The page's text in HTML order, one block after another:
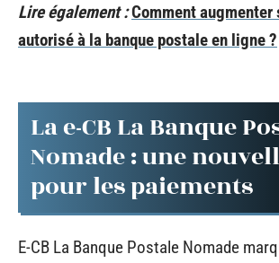
Lire également :Comment augmenter
autorisé à la banque postale en ligne ?
La e-CB La Banque
Nomade : une
pour les paiements
E-CB La Banque Postale Nomade